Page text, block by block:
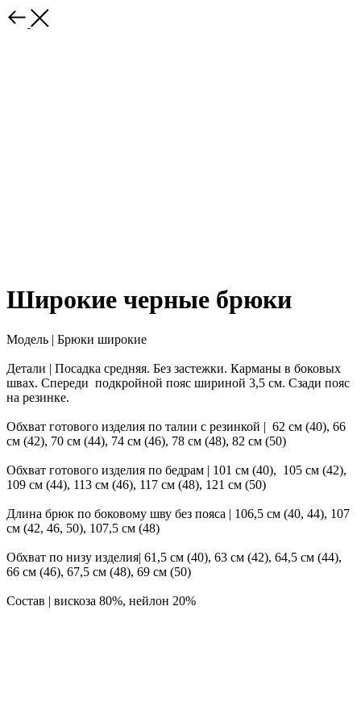
Широкие черные брюки
Модель | Брюки широкие
Детали | Посадка средняя. Без застежки. Карманы в боковых
швах. Спереди подкройной пояс шириной 3,5 см. Сзади пояс
на резинке.
Обхват готового изделия по талии с резинкой | 62 см (40), 66
см (42), 70 см (44), 74 см (46), 78 см (48), 82 см (50)
Обхват готового изделия по бедрам | 101 см (40), 105 см (42),
109 см (44), 113 см (46), 117 см (48), 121 см (50)
Длина брюк по боковому шву без пояса | 106,5 см (40, 44), 107
см (42, 46, 50), 107,5 см (48)
Обхват по низу изделия| 61,5 см (40), 63 см (42), 64,5 см (44),
66 см (46), 67,5 см (48), 69 см (50)
Состав | вискоза 80%, нейлон 20%